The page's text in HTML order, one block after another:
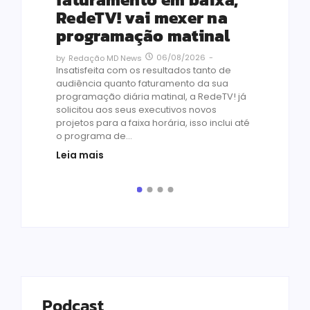
RedeTV! vai mexer na
programação matinal
by Redação MD News 06/08/2026 -
Insatisfeita com os resultados tanto de
audiência quanto faturamento da sua
programação diária matinal, a RedeTV! já
solicitou aos seus executivos novos
projetos para a faixa horária, isso inclui até
o programa de...
Leia mais